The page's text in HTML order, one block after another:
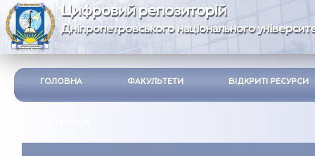
Цифровий репозиторій
Дніпропетровського національного
ГОЛОВНА ФАКУЛЬТЕТИ ВІДКРИТІ РЕСУРСИ